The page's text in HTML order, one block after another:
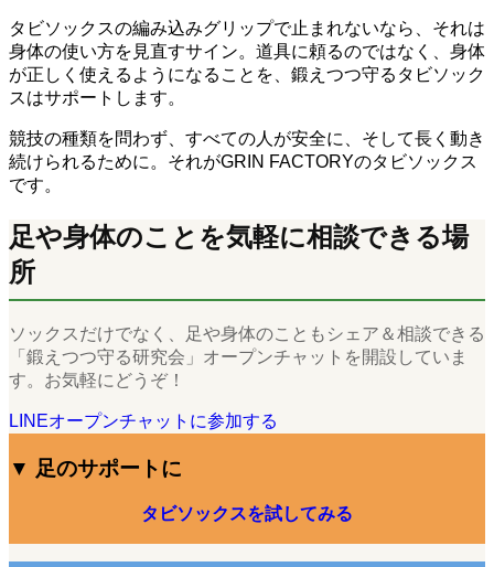
タビソックスの編み込みグリップで止まれないなら、それは
身体の使い方を見直すサイン。道具に頼るのではなく、身体
が正しく使えるようになることを、鍛えつつ守るタビソック
スはサポートします。
競技の種類を問わず、すべての人が安全に、そして長く動き
続けられるために。それがGRIN FACTORYのタビソックス
です。
足や身体のことを気軽に相談できる場
所
ソックスだけでなく、足や身体のこともシェア＆相談できる
「鍛えつつ守る研究会」オープンチャットを開設していま
す。お気軽にどうぞ！
LINEオープンチャットに参加する
▼ 足のサポートに
タビソックスを試してみる